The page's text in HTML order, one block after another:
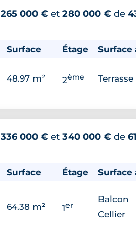
265 000 € et 280 000 € de
Surface Étage Surface
48.97 m² 2ème Terrasse
336 000 € et 340 000 € de
Surface Étage Surface
64.38 m² 1er
Balcon
Cellier